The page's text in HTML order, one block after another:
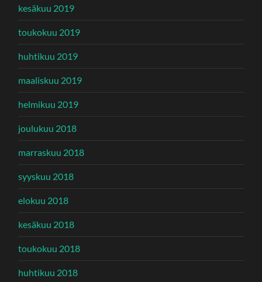
kesäkuu 2019
toukokuu 2019
huhtikuu 2019
maaliskuu 2019
helmikuu 2019
joulukuu 2018
marraskuu 2018
syyskuu 2018
elokuu 2018
kesäkuu 2018
toukokuu 2018
huhtikuu 2018